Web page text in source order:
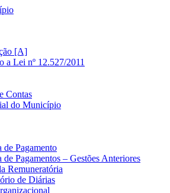
[A]
a Lei nº 12.527/2011
Contas
do Município
de Pagamento
de Pagamentos – Gestões Anteriores
Remuneratória
de Diárias